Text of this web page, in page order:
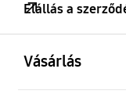
Elállás a
Vásárlás